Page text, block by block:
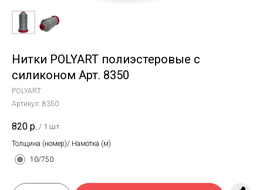
Нитки POLYART полиэстеровые с
силиконом Арт. 8350
POLYART
Артикул: 8350
820 р. / 1 шт
Толщина (номер)/ Намотка (м)
10/750